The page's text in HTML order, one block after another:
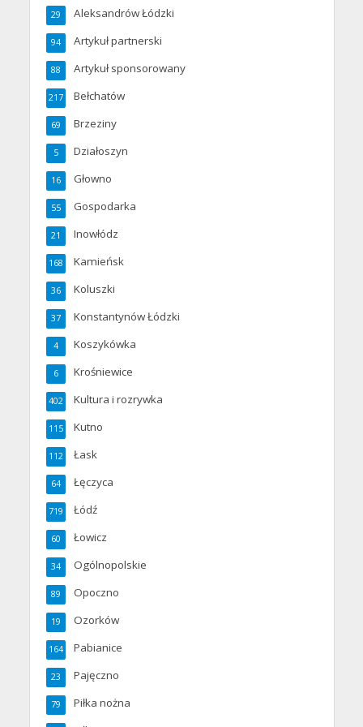
Aleksandrów Łódzki
29
Artykuł partnerski
94
Artykuł sponsorowany
88
Bełchatów
217
Brzeziny
69
Działoszyn
5
Głowno
16
Gospodarka
55
Inowłódz
21
Kamieńsk
168
Koluszki
36
Konstantynów Łódzki
37
Koszykówka
4
Krośniewice
6
Kultura i rozrywka
402
Kutno
115
Łask
112
Łęczyca
64
Łódź
719
Łowicz
60
Ogólnopolskie
34
Opoczno
89
Ozorków
19
Pabianice
164
Pajęczno
23
Piłka nożna
79